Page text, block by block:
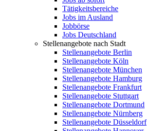
Tätigkeitsbereiche
Jobs im Ausland
Jobbörse
Jobs Deutschland
Stellenangebote nach Stadt
Stellenangebote Berlin
Stellenangebote Köln
Stellenangebote München
Stellenangebote Hamburg
Stellenangebote Frankfurt
Stellenangebote Stuttgart
Stellenangebote Dortmund
Stellenangebote Nürnberg
Stellenangebote Düsseldorf